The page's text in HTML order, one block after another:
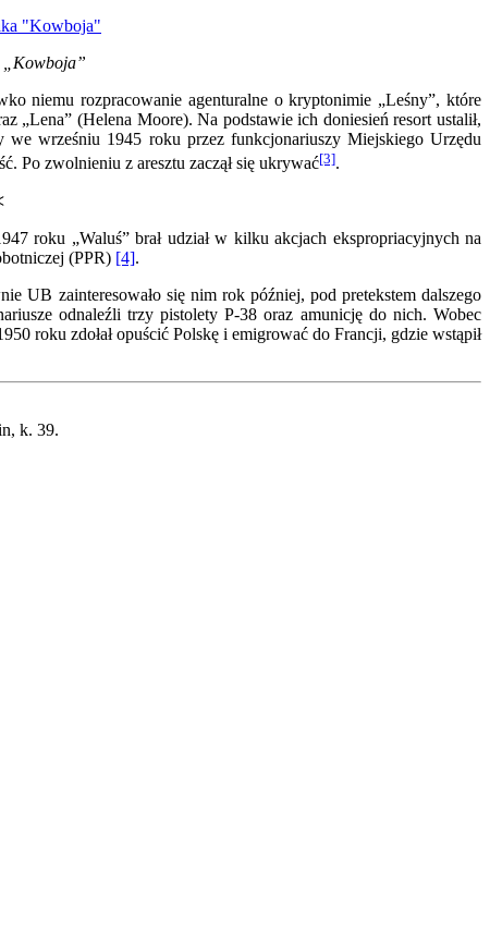
„Kowboja”
niemu rozpracowanie agenturalne o kryptonimie „Leśny”, które
(Helena Moore). Na podstawie ich doniesień resort ustalił,
we wrześniu 1945 roku przez funkcjonariuszy Miejskiego Urzędu
Po zwolnieniu z aresztu zaczął się ukrywać[3].
roku „Waluś” brał udział w kilku akcjach ekspropriacyjnych na
(PPR) [4].
UB zainteresowało się nim rok później, pod pretekstem dalszego
odnaleźli trzy pistolety P-38 oraz amunicję do nich. Wobec
roku zdołał opuścić Polskę i emigrować do Francji, gdzie wstąpił
k. 39.